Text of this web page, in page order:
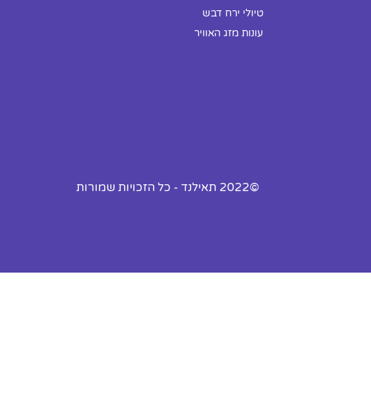
טיולי ירח דבש
עונות מזג האוויר
©2022 תאילנד - כל הזכויות שמורות